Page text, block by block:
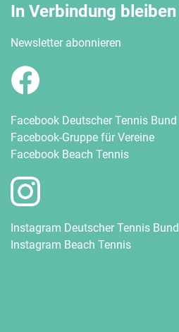
In Verbindung bleiben
Newsletter abonnieren
Facebook Deutscher Tennis Bund
Facebook-Gruppe für Vereine
Facebook Beach Tennis
Instagram Deutscher Tennis Bund
Instagram Beach Tennis